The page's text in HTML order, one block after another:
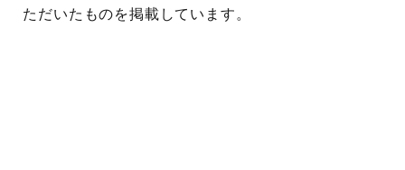
ただいたものを掲載しています。